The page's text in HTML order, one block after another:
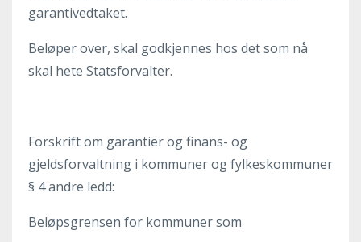
garantivedtaket.
Beløper over, skal godkjennes hos det som nå
skal hete Statsforvalter.
Forskrift om garantier og finans- og
gjeldsforvaltning i kommuner og fylkeskommuner
§ 4 andre ledd:
Beløpsgrensen for kommuner som